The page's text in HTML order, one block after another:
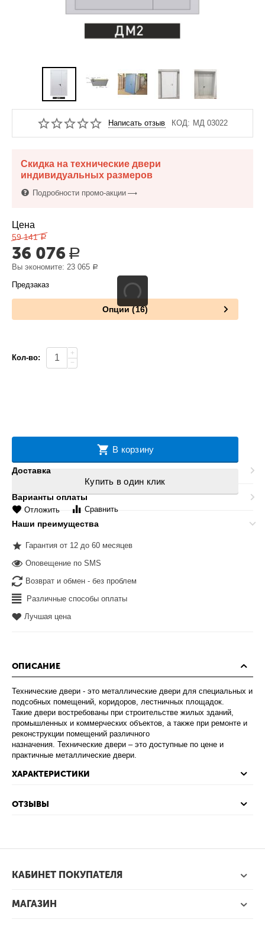
Написать отзыв КОД: МД 03022
Скидка на технические двери
индивидуальных размеров
Подробности промо-акции
Цена
59 141 Р
36 076 Р
Вы экономите:23 065 Р
Предзаказ
Опции (16)
Кол-во:
+
−
В корзину
Купить в один клик
Отложить Сравнить
Доставка
Варианты оплаты
Наши преимущества
Гарантия от 12 до 60 месяцев
Оповещение по SMS
Возврат и обмен - без проблем
Различные способы оплаты
Лучшая цена
ОПИСАНИЕ
Технические двери - это металлические двери для специальных и
подсобных помещений, коридоров, лестничных площадок.
Такие двери востребованы при строительстве жилых зданий,
промышленных и коммерческих объектов, а также при ремонте и
реконструкции помещений различного
назначения. Технические двери – это доступные по цене и
практичные металлические двери.
ХАРАКТЕРИСТИКИ
ОТЗЫВЫ
КАБИНЕТ ПОКУПАТЕЛЯ
МАГАЗИН